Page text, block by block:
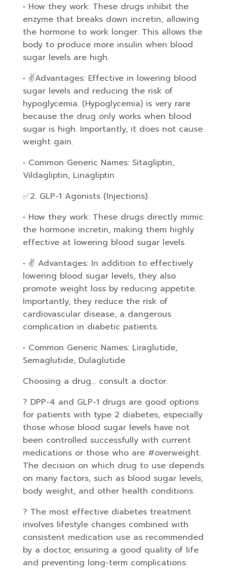
• How they work: These drugs inhibit the
enzyme that breaks down incretin, allowing
the hormone to work longer. This allows the
body to produce more insulin when blood
sugar levels are high.
• ✌️Advantages: Effective in lowering blood
sugar levels and reducing the risk of
hypoglycemia. (Hypoglycemia) is very rare
because the drug only works when blood
sugar is high. Importantly, it does not cause
weight gain.
• Common Generic Names: Sitagliptin,
Vildagliptin, Linagliptin
✅2. GLP-1 Agonists (Injections):
• How they work: These drugs directly mimic
the hormone incretin, making them highly
effective at lowering blood sugar levels.
• ✌️ Advantages: In addition to effectively
lowering blood sugar levels, they also
promote weight loss by reducing appetite.
Importantly, they reduce the risk of
cardiovascular disease, a dangerous
complication in diabetic patients.
• Common Generic Names: Liraglutide,
Semaglutide, Dulaglutide
Choosing a drug… consult a doctor.
? DPP-4 and GLP-1 drugs are good options
for patients with type 2 diabetes, especially
those whose blood sugar levels have not
been controlled successfully with current
medications or those who are #overweight.
The decision on which drug to use depends
on many factors, such as blood sugar levels,
body weight, and other health conditions.
? The most effective diabetes treatment
involves lifestyle changes combined with
consistent medication use as recommended
by a doctor, ensuring a good quality of life
and preventing long-term complications.